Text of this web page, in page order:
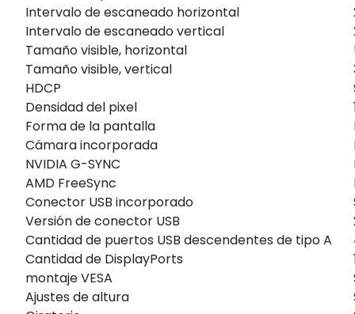
Intervalo de escaneado horizontal
Intervalo de escaneado vertical
Tamaño visible, horizontal
Tamaño visible, vertical
HDCP
Densidad del pixel
Forma de la pantalla
Cámara incorporada
NVIDIA G-SYNC
AMD FreeSync
Conector USB incorporado
Versión de conector USB
Cantidad de puertos USB descendentes de tipo A
Cantidad de DisplayPorts
montaje VESA
Ajustes de altura